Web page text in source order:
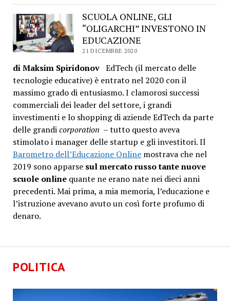
POLITICA
SCUOLA ONLINE, GLI
“OLIGARCHI” INVESTONO IN
EDUCAZIONE
21 DICEMBRE 2020
di Maksim SpiridonovEdTech (il mercato delle
tecnologie educative) è entrato nel 2020 con il
massimo grado di entusiasmo. I clamorosi successi
commerciali dei leader del settore, i grandi
investimenti e lo shopping di aziende EdTech da parte
delle grandicorporation – tutto questo aveva
stimolato i manager delle startup e gli investitori. Il
Barometro dell’Educazione Onlinemostrava che nel
2019 sono apparse sul mercato russo tante nuove
scuole onlinequante ne erano nate nei dieci anni
precedenti. Mai prima, a mia memoria, l’educazione e
l’istruzione avevano avuto un così forte profumo di
denaro.